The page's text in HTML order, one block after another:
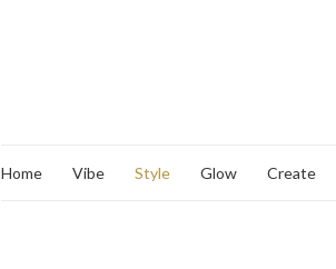
Home Vibe Style Glow Create